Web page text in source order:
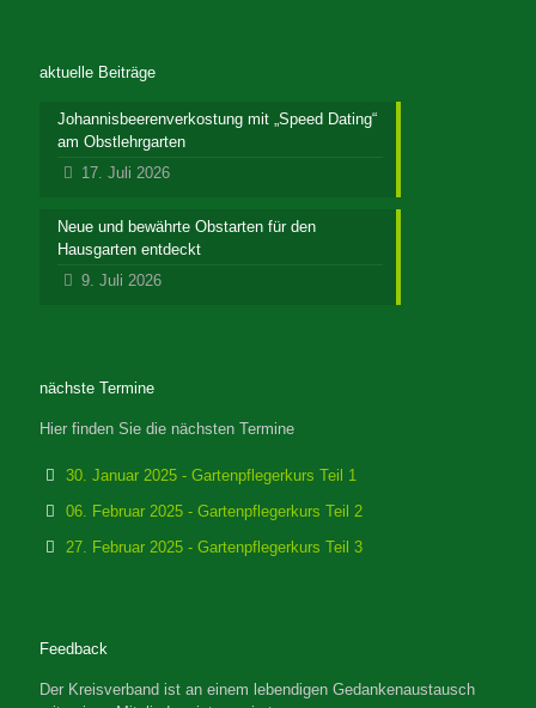
aktuelle Beiträge
Johannisbeerenverkostung mit „Speed Dating“
am Obstlehrgarten
17. Juli 2026
Neue und bewährte Obstarten für den
Hausgarten entdeckt
9. Juli 2026
nächste Termine
Hier finden Sie die nächsten Termine
30. Januar 2025 - Gartenpflegerkurs Teil 1
06. Februar 2025 - Gartenpflegerkurs Teil 2
27. Februar 2025 - Gartenpflegerkurs Teil 3
Feedback
Der Kreisverband ist an einem lebendigen Gedankenaustausch